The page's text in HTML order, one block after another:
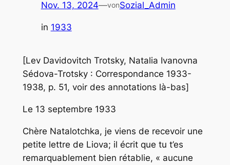
Nov. 13, 2024—vonSozial_Admin
in 1933
[Lev Davidovitch Trotsky, Natalia Ivanovna
Sédova-Trotsky : Correspondance 1933-
1938, p. 51, voir des annotations là-bas]
Le 13 septembre 1933
Chère Natalotchka, je viens de recevoir une
petite lettre de Liova; il écrit que tu t’es
remarquablement bien rétablie, « aucune